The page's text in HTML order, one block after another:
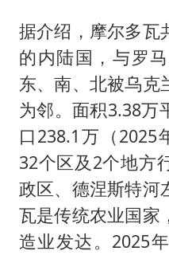
据介绍，摩尔多瓦
的内陆国，与罗
东、南、北被乌克
为邻。面积3.38万
口238.1万（2025
32个区及2个地方
政区、德涅斯特河
瓦是传统农业国家
造业发达。2025